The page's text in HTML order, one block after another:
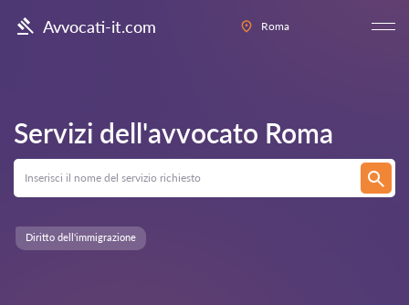
Avvocati-it.com Roma
Servizi dell'avvocato Roma
Diritto dell'immigrazione